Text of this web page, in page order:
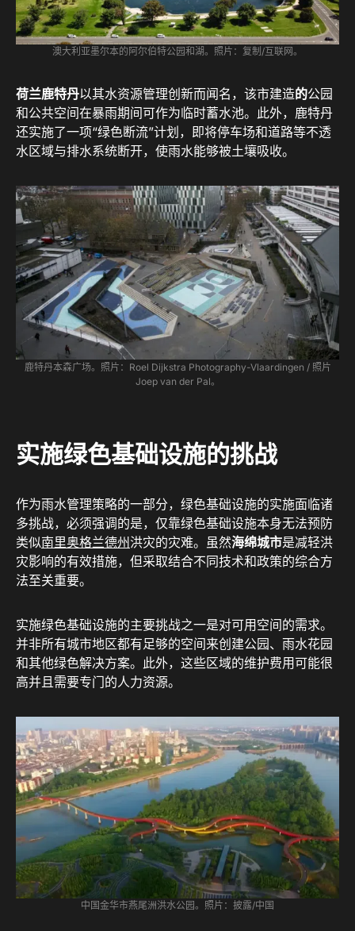
澳大利亚墨尔本的阿尔伯特公园和湖。照片：复制/互联网。
荷兰鹿特丹以其水资源管理创新而闻名，该市建造的公园
和公共空间在暴雨期间可作为临时蓄水池。此外，鹿特丹
还实施了一项“绿色断流”计划，即将停车场和道路等不透
水区域与排水系统断开，使雨水能够被土壤吸收。
鹿特丹本森广场。照片：Roel Dijkstra Photography-Vlaardingen / 照片
Joep van der Pal。
实施绿色基础设施的挑战
作为雨水管理策略的一部分，绿色基础设施的实施面临诸
多挑战，必须强调的是，仅靠绿色基础设施本身无法预防
类似南里奥格兰德州洪灾的灾难。虽然海绵城市是减轻洪
灾影响的有效措施，但采取结合不同技术和政策的综合方
法至关重要。
实施绿色基础设施的主要挑战之一是对可用空间的需求。
并非所有城市地区都有足够的空间来创建公园、雨水花园
和其他绿色解决方案。此外，这些区域的维护费用可能很
高并且需要专门的人力资源。
中国金华市燕尾洲洪水公园。照片：披露/中国